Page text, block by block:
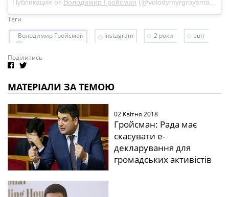
Публикация от Володимир Гройсман (@volodymyrgroysman)
Теги
Володимир Гройсман
Instagram 2 роки звіт
Поділитись
МАТЕРІАЛИ ЗА ТЕМОЮ
02 Квітня 2018
Гройсман: Рада має
скасувати е-
декларування для
громадських активістів